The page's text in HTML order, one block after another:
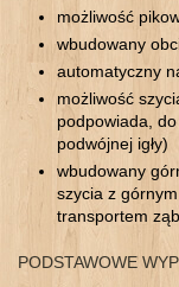
możliwość
wbudowany
automatyczny
możliwość
podpowiada,
podwójnej igły)
wbudowany
szycia z
transportem
PODSTAWOWE